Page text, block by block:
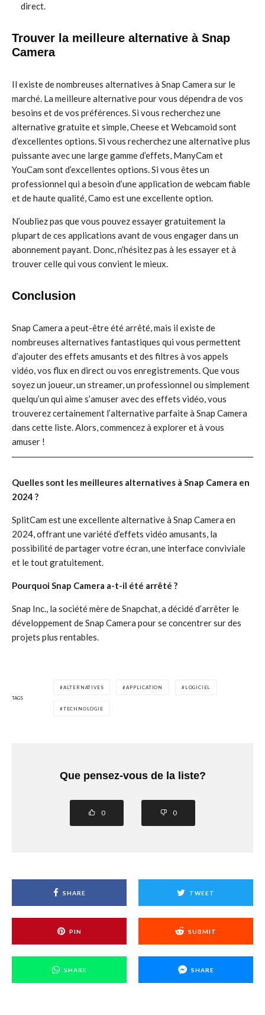
direct.
Trouver la meilleure alternative à Snap
Camera
Il existe de nombreuses alternatives à Snap Camera sur le
marché. La meilleure alternative pour vous dépendra de vos
besoins et de vos préférences. Si vous recherchez une
alternative gratuite et simple, Cheese et Webcamoid sont
d’excellentes options. Si vous recherchez une alternative plus
puissante avec une large gamme d’effets, ManyCam et
YouCam sont d’excellentes options. Si vous êtes un
professionnel qui a besoin d’une application de webcam fiable
et de haute qualité, Camo est une excellente option.
N’oubliez pas que vous pouvez essayer gratuitement la
plupart de ces applications avant de vous engager dans un
abonnement payant. Donc, n’hésitez pas à les essayer et à
trouver celle qui vous convient le mieux.
Conclusion
Snap Camera a peut-être été arrêté, mais il existe de
nombreuses alternatives fantastiques qui vous permettent
d’ajouter des effets amusants et des filtres à vos appels
vidéo, vos flux en direct ou vos enregistrements. Que vous
soyez un joueur, un streamer, un professionnel ou simplement
quelqu’un qui aime s’amuser avec des effets vidéo, vous
trouverez certainement l’alternative parfaite à Snap Camera
dans cette liste. Alors, commencez à explorer et à vous
amuser !
Quelles sont les meilleures alternatives à Snap Camera en
2024 ?
SplitCam est une excellente alternative à Snap Camera en
2024, offrant une variété d’effets vidéo amusants, la
possibilité de partager votre écran, une interface conviviale
et le tout gratuitement.
Pourquoi Snap Camera a-t-il été arrêté ?
Snap Inc., la société mère de Snapchat, a décidé d’arrêter le
développement de Snap Camera pour se concentrer sur des
projets plus rentables.
TAGS
ALTERNATIVES APPLICATION LOGICIEL
TECHNOLOGIE
Que pensez-vous de la liste?
0 0
SHARE TWEET
PIN SUBMIT
SHARE SHARE